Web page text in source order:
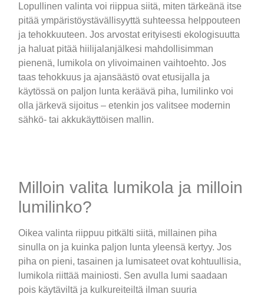
Lopullinen valinta voi riippua siitä, miten tärkeänä itse
pitää ympäristöystävällisyyttä suhteessa helppouteen
ja tehokkuuteen. Jos arvostat erityisesti ekologisuutta
ja haluat pitää hiilijalanjälkesi mahdollisimman
pienenä, lumikola on ylivoimainen vaihtoehto. Jos
taas tehokkuus ja ajansäästö ovat etusijalla ja
käytössä on paljon lunta keräävä piha, lumilinko voi
olla järkevä sijoitus – etenkin jos valitsee modernin
sähkö- tai akkukäyttöisen mallin.
Milloin valita lumikola ja milloin
lumilinko?
Oikea valinta riippuu pitkälti siitä, millainen piha
sinulla on ja kuinka paljon lunta yleensä kertyy. Jos
piha on pieni, tasainen ja lumisateet ovat kohtuullisia,
lumikola riittää mainiosti. Sen avulla lumi saadaan
pois käytäviltä ja kulkureiteiltä ilman suuria